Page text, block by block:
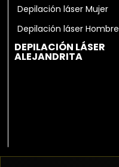
Depilación láser Mujer
Depilación láser Hombre
DEPILACIÓN LÁSER
ALEJANDRITA